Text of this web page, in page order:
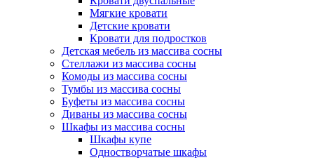
Мягкие кровати
Детские кровати
Кровати для подростков
Детская мебель из массива сосны
Стеллажи из массива сосны
Комоды из массива сосны
Тумбы из массива сосны
Буфеты из массива сосны
Диваны из массива сосны
Шкафы из массива сосны
Шкафы купе
Одностворчатые шкафы